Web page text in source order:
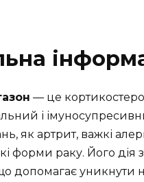
— це
і
як артрит, важкі
форми раку. Його дія
допомагає уникнути